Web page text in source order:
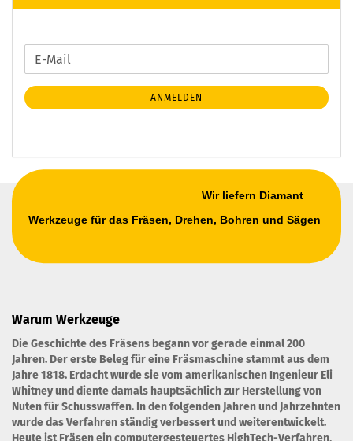
WEITER
ZUR
NEWSLETTER-
ANMELDUNG
E-
Mail
ANMELDEN
Wir liefern Diamant
Werkzeuge für das Fräsen, Drehen, Bohren und Sägen
Warum Werkzeuge
Die Geschichte des Fräsens begann vor gerade einmal 200
Jahren. Der erste Beleg für eine Fräsmaschine stammt aus dem
Jahre 1818. Erdacht wurde sie vom amerikanischen Ingenieur Eli
Whitney und diente damals hauptsächlich zur Herstellung von
Nuten für Schusswaffen. In den folgenden Jahren und Jahrzehnten
wurde das Verfahren ständig verbessert und weiterentwickelt.
Heute ist Fräsen ein computergesteuertes HighTech-Verfahren,